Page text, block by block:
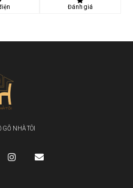
Đánh giá
NHÀ TÔI